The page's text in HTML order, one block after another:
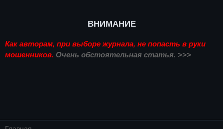
ВНИМАНИЕ
Как авторам, при выборе журнала, не попасть в руки
мошенников. Очень обстоятельная статья. >>>